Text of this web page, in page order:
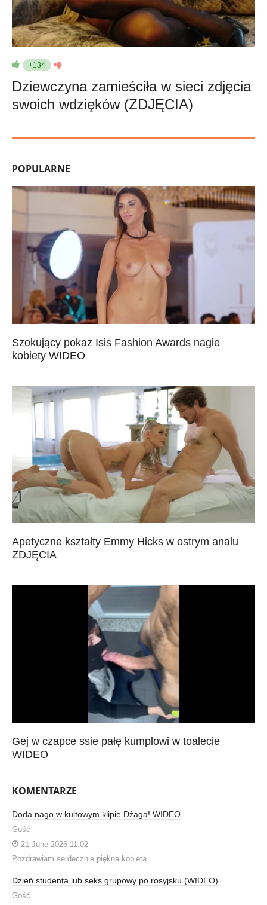
+134
Dziewczyna zamieściła w sieci zdjęcia
swoich wdzięków (ZDJĘCIA)
POPULARNE
Szokujący pokaz Isis Fashion Awards nagie
kobiety WIDEO
Apetyczne kształty Emmy Hicks w ostrym analu
ZDJĘCIA
Gej w czapce ssie pałę kumplowi w toalecie
WIDEO
KOMENTARZE
Doda nago w kultowym klipie Dżaga! WIDEO
Gość
21 June 2026 11:02
Pozdrawiam serdecznie piękna kobieta
Dzień studenta lub seks grupowy po rosyjsku (WIDEO)
Gość